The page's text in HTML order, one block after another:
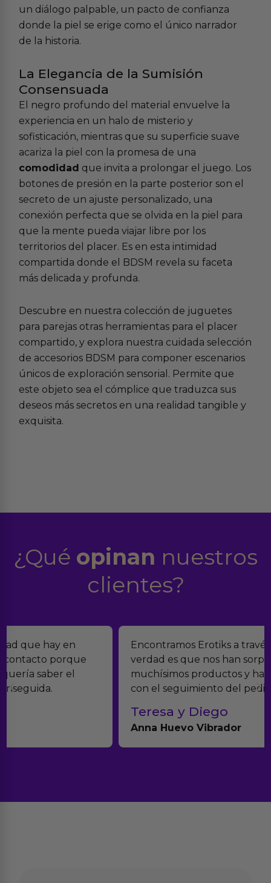
un diálogo palpable, un pacto de confianza
donde la piel se erige como el único narrador
de la historia.
La Elegancia de la Sumisión
Consensuada
El negro profundo del material envuelve la
experiencia en un halo de misterio y
sofisticación, mientras que su superficie suave
acariza la piel con la promesa de una
comodidad que invita a prolongar el juego. Los
botones de presión en la parte posterior son el
secreto de un ajuste personalizado, una
conexión perfecta que se olvida en la piel para
que la mente pueda viajar libre por los
territorios del placer. Es en esta intimidad
compartida donde el BDSM revela su faceta
más delicada y profunda.
Descubre en nuestra colección de juguetes
para parejas otras herramientas para el placer
compartido, y explora nuestra cuidada selección
de accesorios BDSM para componer escenarios
únicos de exploración sensorial. Permite que
este objeto sea el cómplice que traduzca sus
deseos más secretos en una realidad tangible y
exquisita.
¿Qué opinan nuestros
clientes?
Encontramos Erotiks a través de Google y la
verdad es que nos han sorprendido. Tienen
muchísimos productos y han sido super atentos
con el seguimiento del pedido.